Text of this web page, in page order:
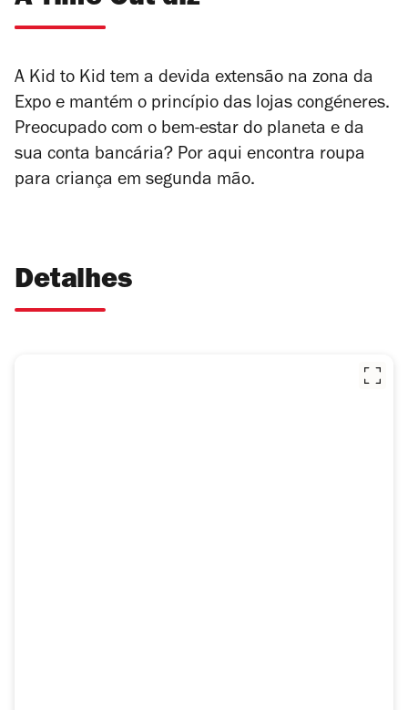
A Kid to Kid tem a devida extensão na zona da
Expo e mantém o princípio das lojas congéneres.
Preocupado com o bem-estar do planeta e da
sua conta bancária? Por aqui encontra roupa
para criança em segunda mão.
Detalhes